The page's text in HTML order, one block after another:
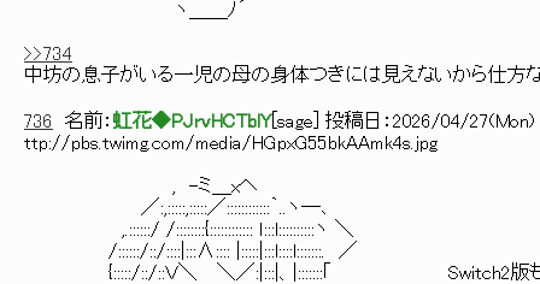
ヽ＿＿ﾉ´
>>734
中坊の息子がいる一児の母の身体つきには見えないから仕方
736 名前： 虹花◆PJrvHCTblY[ sage ] 投稿日： 2026/04/27(Mon)
ttp://pbs.twimg.com/media/HGpxG55bkAAmk4s.jpg
, -ミ＿xヘ
／:,:::::,:::::／::::::::::::｀..ヽ―､
,.::::::/ /::::::::{:::::::::::: ｌ:::l::::::::::ヽ ＼
/::::::/::/::::|:::∧:::: |:::::|:::l::::l:::::::. ／
{:::::/::/::Ｖ＼ ＼／:|:::|、|:::::::｢ Switch2版も発